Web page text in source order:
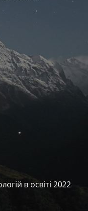
в освіті 2022